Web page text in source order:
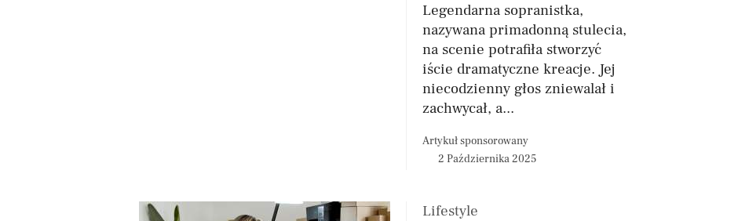
Legendarna sopranistka,
nazywana primadonną stulecia,
na scenie potrafiła stworzyć
iście dramatyczne kreacje. Jej
niecodzienny głos zniewalał i
zachwycał, a...
Artykuł sponsorowany
2 Października 2025
Lifestyle